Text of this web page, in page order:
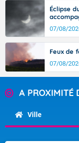
Éclipse
07/08/
Feux de
07/08/
A PROXIMITÉ
Ville